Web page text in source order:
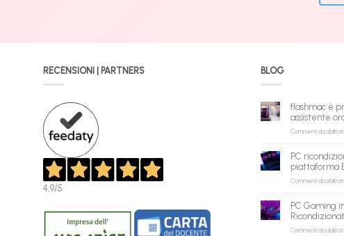
RECENSIONI | PARTNERS
4,9/5
BLOG
flashmac è
assistente
Commenti disabilitatisu
gli
PC
piattaforma
Commenti disabilitatisu
PC Gaming
Commenti disabilitatisu